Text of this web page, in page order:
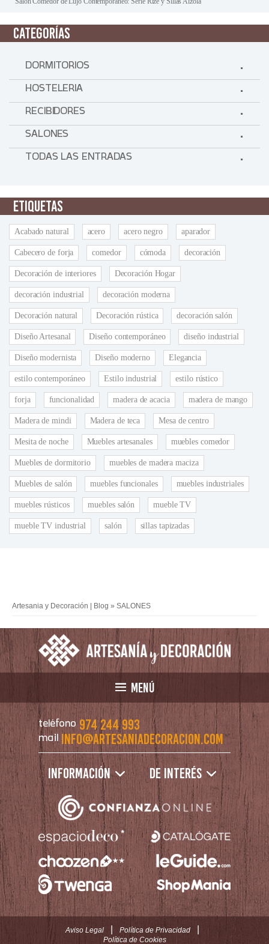
CATEGORÍAS
DORMITORIOS
HOSTELERIA
RECIBIDORES
SALONES
TODAS LAS ENTRADAS
ETIQUETAS
Acabado natural acero acero negro aparador
Cabecero de forja comedor cómoda decoración
Decoración de interiores Decoración Hogar
decoración industrial decoración moderna
Decoración natural Decoración rústica decoración salón
Diseño Artesanal Diseño contemporáneo diseño industrial
Diseño modernista Diseño moderno Elegancia
estilo contemporáneo Estilo industrial estilo rústico
forja funcionalidad madera de acacia madera de mango
Madera de mindi Madera de teca Mesa de centro
Mesita de noche Muebles artesanales muebles comedor
Muebles de dormitorio muebles de madera maciza
Muebles de salón muebles funcionales muebles industriales
muebles rústicos muebles salón mueble TV
mueble TV industrial salón sillas tapizadas
Artesania y Decoración | Blog » SALONES
MENÚ
teléfono 974 244 993
mail info@artesaniadecoracion.com
Información
De interés
Aviso Legal Política de Privacidad
Política de Cookies